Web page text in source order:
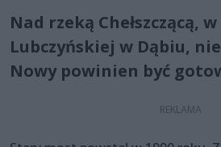
Nad rzeką Chełszczącą,
Lubczyńskiej w Dąbiu,
Nowy powinien być